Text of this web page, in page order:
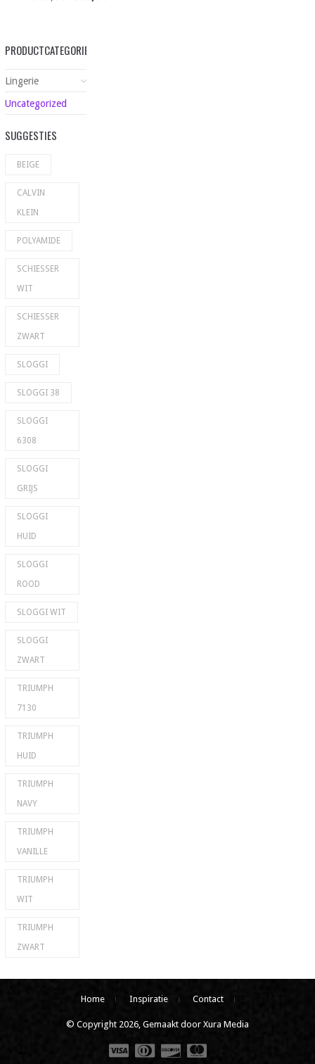
PRODUCTCATEGORIEËN
Lingerie
Uncategorized
SUGGESTIES
BEIGE
CALVIN
KLEIN
POLYAMIDE
SCHIESSER
WIT
SCHIESSER
ZWART
SLOGGI
SLOGGI 38
SLOGGI
6308
SLOGGI
GRIJS
SLOGGI
HUID
SLOGGI
ROOD
SLOGGI WIT
SLOGGI
ZWART
TRIUMPH
7130
TRIUMPH
HUID
TRIUMPH
NAVY
TRIUMPH
VANILLE
TRIUMPH
WIT
TRIUMPH
ZWART
Home Inspiratie Contact
© Copyright 2026, Gemaakt door Xura Media